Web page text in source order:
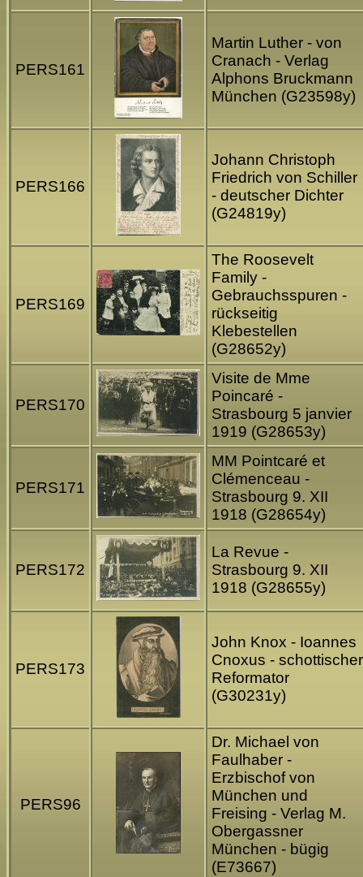
PERS161
Martin Luther - von
Cranach - Verlag
Alphons Bruckmann
München (G23598y)
PERS166
Johann Christoph
Friedrich von Schiller
- deutscher Dichter
(G24819y)
PERS169
The Roosevelt
Family -
Gebrauchsspuren -
rückseitig
Klebestellen
(G28652y)
PERS170
Visite de Mme
Poincaré -
Strasbourg 5 janvier
1919 (G28653y)
PERS171
MM Pointcaré et
Clémenceau -
Strasbourg 9. XII
1918 (G28654y)
PERS172
La Revue -
Strasbourg 9. XII
1918 (G28655y)
PERS173
John Knox - Ioannes
Cnoxus - schottischer
Reformator
(G30231y)
PERS96
Dr. Michael von
Faulhaber -
Erzbischof von
München und
Freising - Verlag M.
Obergassner
München - bügig
(E73667)